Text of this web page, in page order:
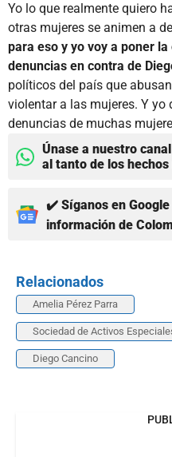
Yo lo que realmente quiero
otras mujeres se animen a
para eso y yo voy a poner
denuncias en contra de
políticos del país que
violentar a las mujeres. Y yo
denuncias de muchas
Únase a nuestro
al tanto de los
✔️ Síganos en
información de
Relacionados
Amelia Pérez Parra
Sociedad de Activos
Diego Cancino